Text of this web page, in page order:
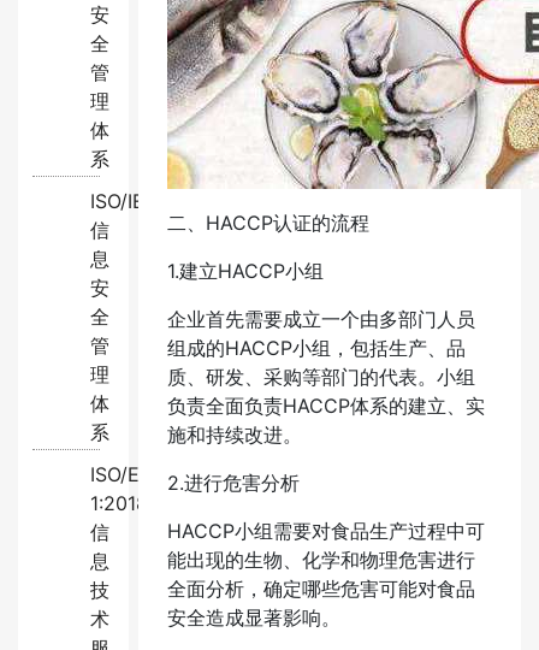
安
全
管
理
体
系
ISO/IEC27001:2022
信
息
安
全
管
理
体
系
ISO/EC20000-
1:2018
信
息
技
术
二、HACCP认证的流程
1.建立HACCP小组
企业首先需要成立一个由多部门人员
组成的HACCP小组，包括生产、品
质、研发、采购等部门的代表。小组
负责全面负责HACCP体系的建立、实
施和持续改进。
2.进行危害分析
HACCP小组需要对食品生产过程中可
能出现的生物、化学和物理危害进行
全面分析，确定哪些危害可能对食品
安全造成显著影响。